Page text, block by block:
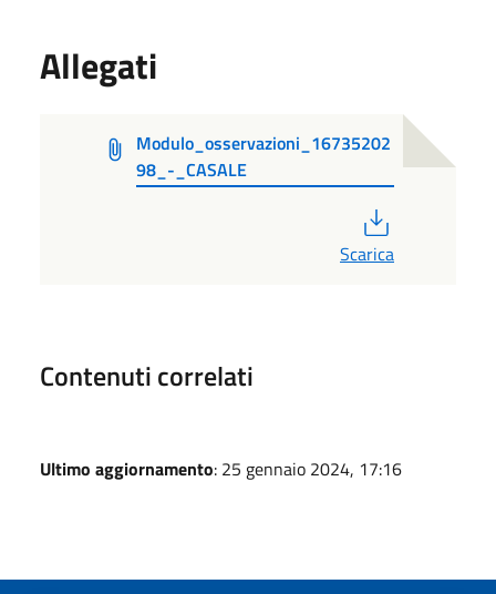
Allegati
Modulo_osservazioni_16735202
98_-_CASALE
Scarica
Contenuti correlati
Ultimo aggiornamento: 25 gennaio 2024, 17:16